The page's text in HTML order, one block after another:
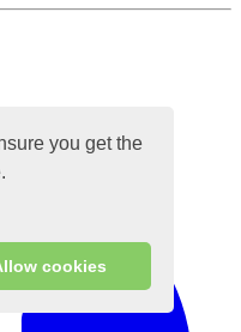
you get the
cookies